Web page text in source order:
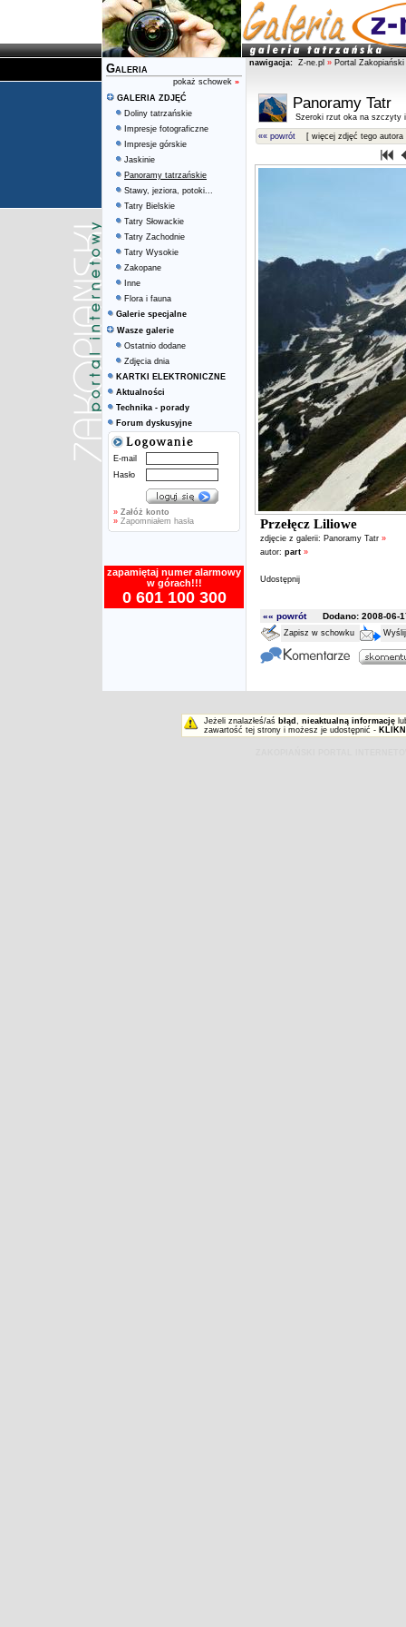
Galeria
pokaż schowek »
GALERIA ZDJĘĆ
Doliny tatrzańskie
Impresje fotograficzne
Impresje górskie
Jaskinie
Panoramy tatrzańskie
Stawy, jeziora, potoki...
Tatry Bielskie
Tatry Słowackie
Tatry Zachodnie
Tatry Wysokie
Zakopane
Inne
Flora i fauna
Galerie specjalne
Wasze galerie
Ostatnio dodane
Zdjęcia dnia
KARTKI ELEKTRONICZNE
Aktualności
Technika - porady
Forum dyskusyjne
E-mail
Hasło
» Załóż konto
» Zapomniałem hasła
zapamiętaj numer alarmowy
w górach!!!
0 601 100 300
nawigacja: Z-ne.pl » Portal Zakopiański
Panoramy Tatr
Szeroki rzut oka na szczyty
«« powrót [ więcej zdjęć tego autora
Przełęcz Liliowe
zdjęcie z galerii: Panoramy Tatr »
autor: part »
Udostępnij
«« powrótDodano: 2008-06-
Zapisz w schowku
Jeżeli znalazłeś/aś błąd , nieaktualną informację
zawartość tej strony i możesz je udostępnić -